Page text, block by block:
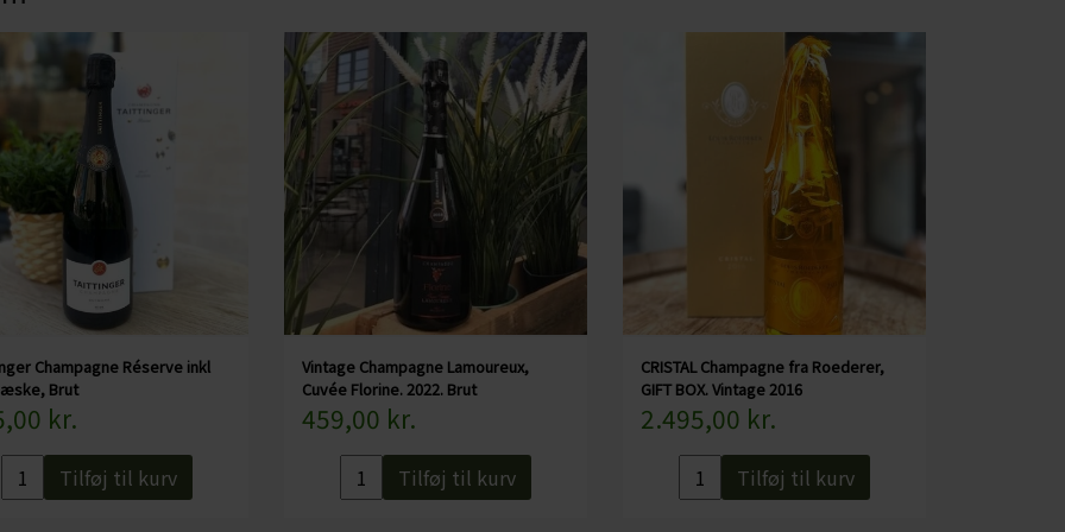
bruger Taittinger kældrene til lagring af deres Champagner.
Duft- og smagsnoter:
Champagnen er domineret at Pinot Noir, som giver vinen struktur mens Chardonnay'en giver vinen
lethed. Den byder på noter som fersken, abrikos, toastet brioche samt vanilje. Det er en "fyldig"
champagne, smooth og frugtig.
Specifikationer:
Land: Frankrig
Område: Champagne
Druer: 45% Chardonnay, 55% Pinot Noir
Alkohol: %
Serveres ved: 6-10 grader
Champagne Réserve inkl
Brut
kr.
Tilføj til kurv
Vintage Champagne Lamoureux,
Cuvée Florine. 2022. Brut
459,00 kr.
Tilføj til kurv
CRISTAL Champagne fra Roederer,
GIFT BOX. Vintage 2016
2.495,00 kr.
Tilføj til kurv